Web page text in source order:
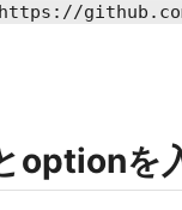
optionを